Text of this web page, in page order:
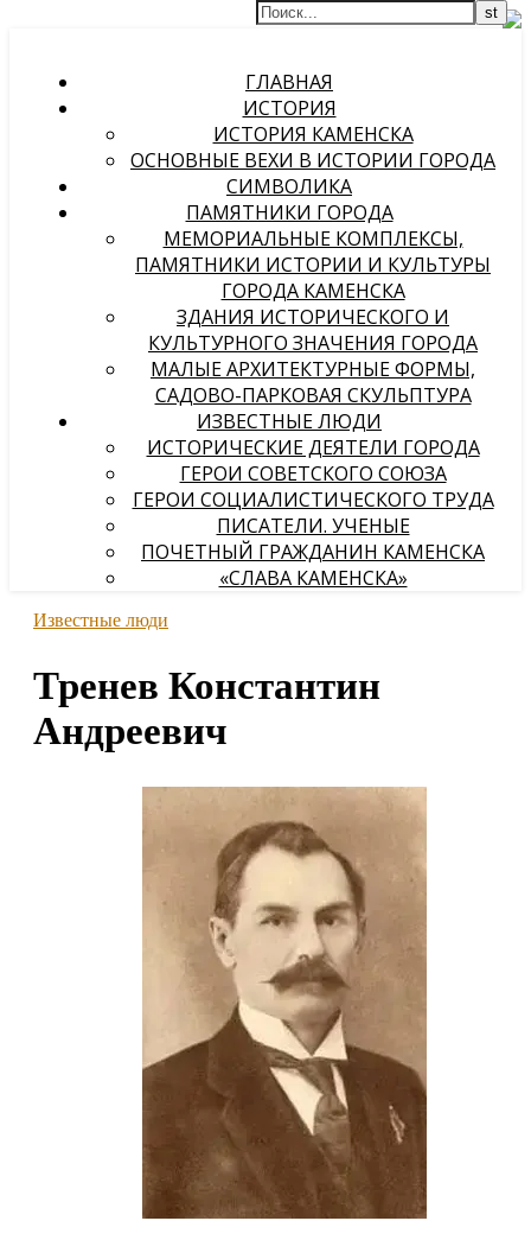
ГЛАВНАЯ
ИСТОРИЯ
ИСТОРИЯ КАМЕНСКА
ОСНОВНЫЕ ВЕХИ В ИСТОРИИ ГОРОДА
СИМВОЛИКА
ПАМЯТНИКИ ГОРОДА
МЕМОРИАЛЬНЫЕ КОМПЛЕКСЫ,
ПАМЯТНИКИ ИСТОРИИ И КУЛЬТУРЫ
ГОРОДА КАМЕНСКА
ЗДАНИЯ ИСТОРИЧЕСКОГО И
КУЛЬТУРНОГО ЗНАЧЕНИЯ ГОРОДА
МАЛЫЕ АРХИТЕКТУРНЫЕ ФОРМЫ,
САДОВО-ПАРКОВАЯ СКУЛЬПТУРА
ИЗВЕСТНЫЕ ЛЮДИ
ИСТОРИЧЕСКИЕ ДЕЯТЕЛИ ГОРОДА
ГЕРОИ СОВЕТСКОГО СОЮЗА
ГЕРОИ СОЦИАЛИСТИЧЕСКОГО ТРУДА
ПИСАТЕЛИ. УЧЕНЫЕ
ПОЧЕТНЫЙ ГРАЖДАНИН КАМЕНСКА
«СЛАВА КАМЕНСКА»
Известные люди
Тренев Константин
Андреевич